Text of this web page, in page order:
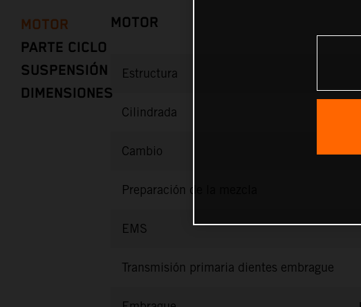
MOTOR
PARTE CICLO
SUSPENSIÓN
DIMENSIONES
MOTOR
Estructura
Cilindrada
Cambio
Preparación de la mezcla
EMS
Transmisión primaria dientes embrague